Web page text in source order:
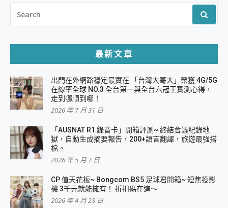
FOR:
最新文章
出門在外網路穩定最實在 「台灣大哥大」榮獲 4G/5G
在線率全球 NO.3 全台第一與全台六冠王實測心得，
走到哪順到哪！
2026 年 7 月 31 日
「AUSNAT R1 錄音卡」開箱評測~ 終結會議紀錄地
獄，自動生成摘要報告，200+語言翻譯，旅遊最強搭
檔。
2026 年 5 月 7 日
CP 值天花板~ Bongcom BS5 足球君開箱~ 短焦投影
機 3千元就能擁有！ 折扣碼在這～
2026 年 4 月 23 日